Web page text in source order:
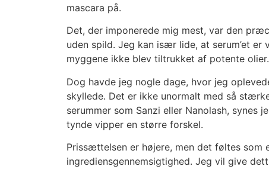
mascara på.
Det, der imponerede mig mest, var den
uden spild. Jeg kan især lide, at serum’et
myggene ikke blev tiltrukket af potente olier.
Dog havde jeg nogle dage, hvor jeg
skyllede. Det er ikke unormalt med så
serummer som Sanzi eller Nanolash,
tynde vipper en større forskel.
Prissættelsen er højere, men det føltes som
ingrediensgennemsigtighed. Jeg vil give